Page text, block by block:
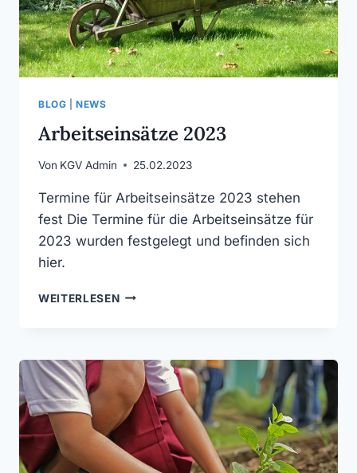
BLOG |NEWS
Arbeitseinsätze 2023
Von KGV Admin 25.02.2023
Termine für Arbeitseinsätze 2023 stehen
fest Die Termine für die Arbeitseinsätze für
2023 wurden festgelegt und befinden sich
hier.
WEITERLESENARBEITSEINSÄTZE